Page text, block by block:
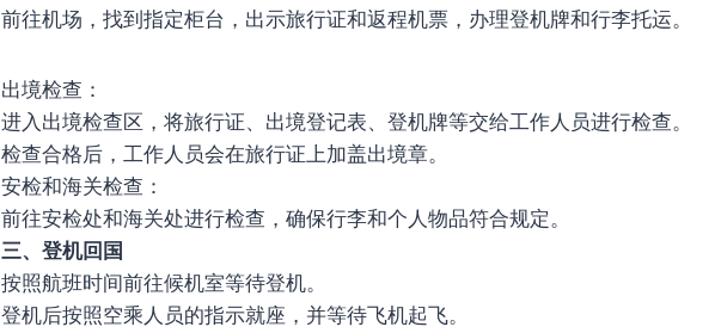
前往机场，找到指定柜台，出示旅行证和返程机票，办理登机牌和行李托运。
出境检查：
进入出境检查区，将旅行证、出境登记表、登机牌等交给工作人员进行检查。
检查合格后，工作人员会在旅行证上加盖出境章。
安检和海关检查：
前往安检处和海关处进行检查，确保行李和个人物品符合规定。
三、登机回国
按照航班时间前往候机室等待登机。
登机后按照空乘人员的指示就座，并等待飞机起飞。